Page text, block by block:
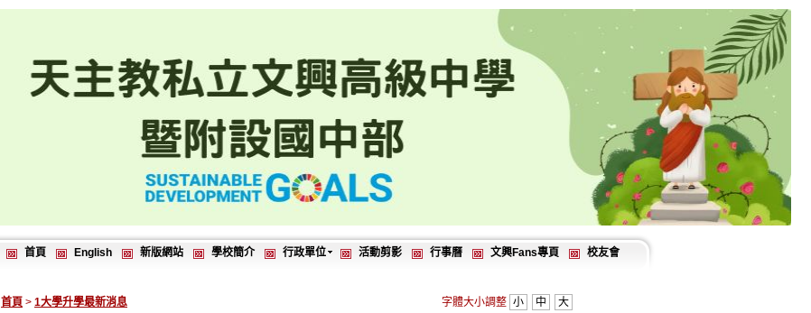
首頁 English 新版網站 學校簡介 行政單位 活動剪影 行事曆 文興Fans專頁 校友會
首頁 > 1大學升學最新消息 字體大小調整 小 中 大